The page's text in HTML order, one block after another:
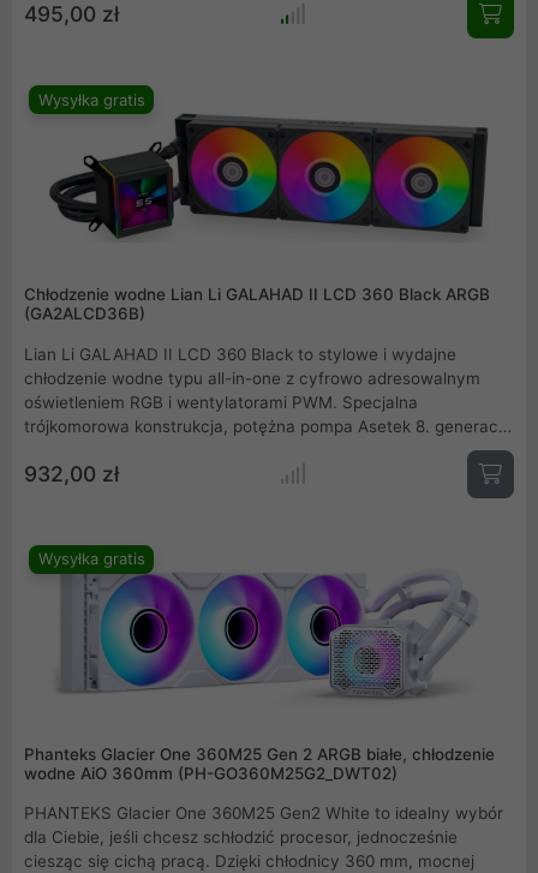
wydajne chłodzenie. AiO posiada trzy wymienne pokrywy
495,00 zł
Wysyłka gratis
Chłodzenie wodne Lian Li GALAHAD II LCD 360 Black ARGB
(GA2ALCD36B)
Lian Li GALAHAD II LCD 360 Black to stylowe i wydajne
chłodzenie wodne typu all-in-one z cyfrowo adresowalnym
oświetleniem RGB i wentylatorami PWM. Specjalna
trójkomorowa konstrukcja, potężna pompa Asetek 8. generacji i
wysokiej jakości wentylatory w formacie 120 mm zapewniają
wydajne chłodzenie. Pokrywa pompy AiO posiada wyświetlacz
IPS, na którym można np. wyświetlać temperaturę CPU lub
932,00 zł
Wysyłka gratis
Phanteks Glacier One 360M25 Gen 2 ARGB białe, chłodzenie
wodne AiO 360mm (PH-GO360M25G2_DWT02)
PHANTEKS Glacier One 360M25 Gen2 White to idealny wybór
dla Ciebie, jeśli chcesz schłodzić procesor, jednocześnie
ciesząc się cichą pracą. Dzięki chłodnicy 360 mm, mocnej